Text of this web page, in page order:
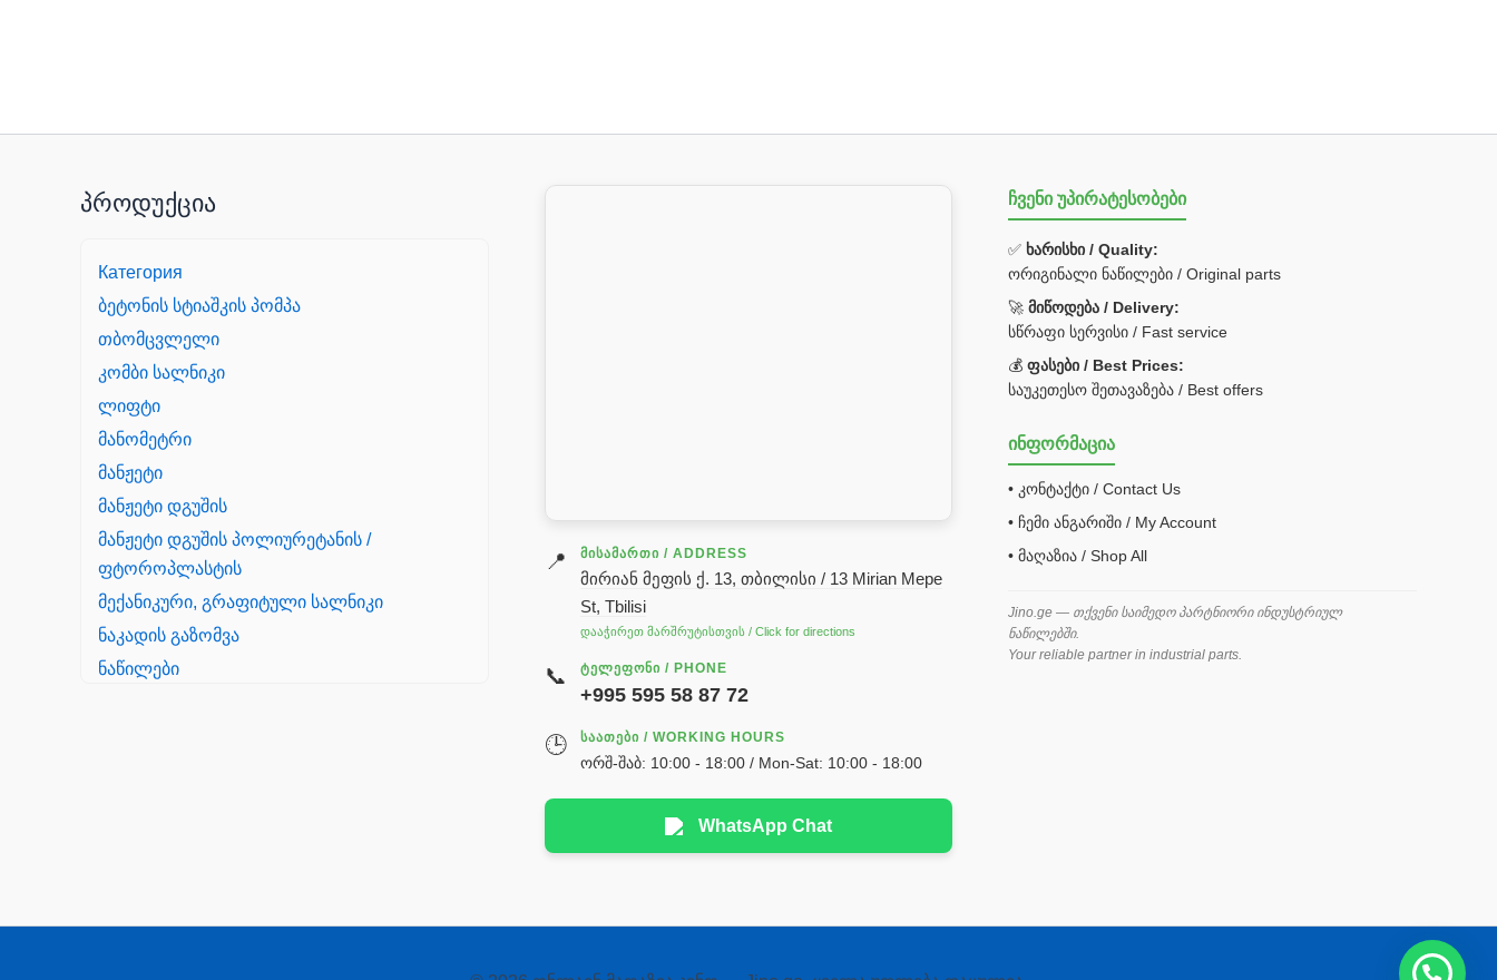
პროდუქცია
Категория
ბეტონის სტიაშკის პომპა
თბომცვლელი
კომბი სალნიკი
ლიფტი
მანომეტრი
მანჟეტი
მანჟეტი დგუშის
მანჟეტი დგუშის პოლიურეტანის /
ფტოროპლასტის
მექანიკური, გრაფიტული სალნიკი
ნაკადის გაზომვა
ნაწილები
რეზინის რგოლი
📍 ᲛᲘᲡᲐᲛᲐᲠᲗᲘ / ADDRESS
მირიან მეფის ქ. 13, თბილისი / 13 Mirian Mepe
St, Tbilisi
დააჭირეთ მარშრუტისთვის / Click for directions
📞 ᲢᲔᲚᲔᲤᲝᲜᲘ / PHONE
+995 595 58 87 72
🕒 ᲡᲐᲐᲗᲔᲑᲘ / WORKING HOURS
ორშ-შაბ: 10:00 - 18:00 / Mon-Sat: 10:00 - 18:00
WhatsApp Chat
ჩვენი უპირატესობები
✅ ხარისხი / Quality:
ორიგინალი ნაწილები / Original parts
🚀მიწოდება / Delivery:
სწრაფი სერვისი / Fast service
💰ფასები / Best Prices:
საუკეთესო შეთავაზება / Best offers
ინფორმაცია
• კონტაქტი / Contact Us
• ჩემი ანგარიში / My Account
• მაღაზია / Shop All
Jino.ge — თქვენი საიმედო პარტნიორი ინდუსტრიულ
ნაწილებში.
Your reliable partner in industrial parts.